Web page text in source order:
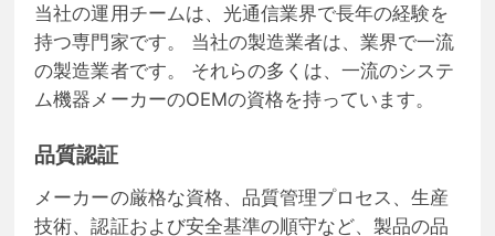
当社の運用チームは、光通信業界で長年の経験を
持つ専門家です。 当社の製造業者は、業界で一流
の製造業者です。 それらの多くは、一流のシステ
ム機器メーカーのOEMの資格を持っています。
品質認証
メーカーの厳格な資格、品質管理プロセス、生産
技術、認証および安全基準の順守など、製品の品